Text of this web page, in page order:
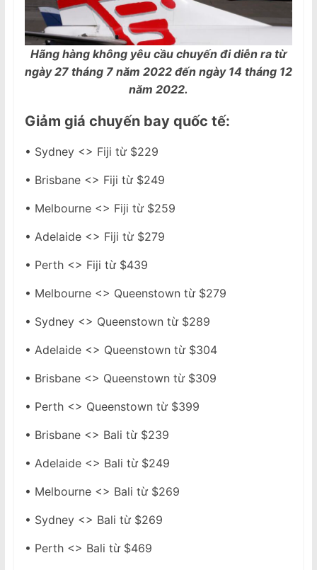
Hãng hàng không yêu cầu chuyến đi diễn ra từ
ngày 27 tháng 7 năm 2022 đến ngày 14 tháng 12
năm 2022.
Giảm giá chuyến bay quốc tế:
• Sydney <> Fiji từ $229
• Brisbane <> Fiji từ $249
• Melbourne <> Fiji từ $259
• Adelaide <> Fiji từ $279
• Perth <> Fiji từ $439
• Melbourne <> Queenstown từ $279
• Sydney <> Queenstown từ $289
• Adelaide <> Queenstown từ $304
• Brisbane <> Queenstown từ $309
• Perth <> Queenstown từ $399
• Brisbane <> Bali từ $239
• Adelaide <> Bali từ $249
• Melbourne <> Bali từ $269
• Sydney <> Bali từ $269
• Perth <> Bali từ $469